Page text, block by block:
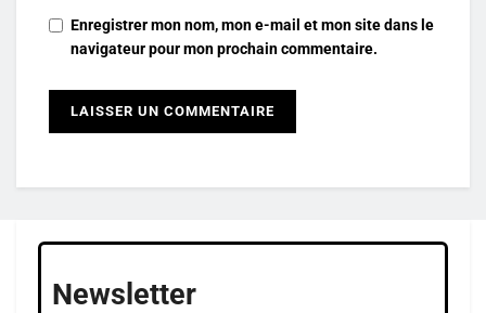
Enregistrer mon nom, mon e-mail et mon site dans le
navigateur pour mon prochain commentaire.
Newsletter